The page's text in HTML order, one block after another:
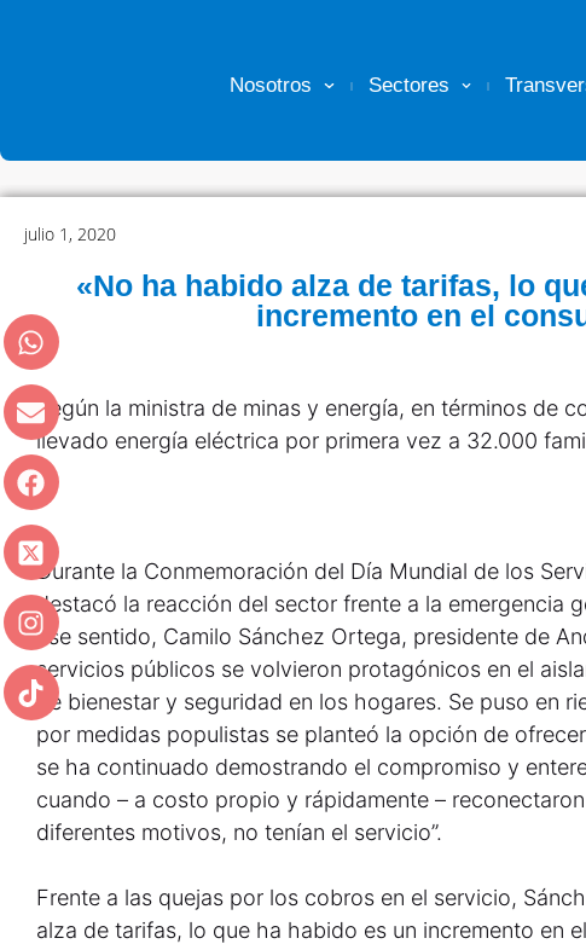
Nosotros Sectores
julio 1, 2020
«No ha habido alza de tarifas, lo
incremento en el
Según la ministra de minas y energía, en términos de
llevado energía eléctrica por primera vez a 32.000
Durante la Conmemoración del Día Mundial de los
destacó la reacción del sector frente a la emergencia
ese sentido, Camilo Sánchez Ortega, presidente de
servicios públicos se volvieron protagónicos en el
de bienestar y seguridad en los hogares. Se puso en
por medidas populistas se planteó la opción de
se ha continuado demostrando el compromiso y
cuando – a costo propio y rápidamente –
diferentes motivos, no tenían el servicio”.
Frente a las quejas por los cobros en el servicio,
alza de tarifas, lo que ha habido es un incremento en